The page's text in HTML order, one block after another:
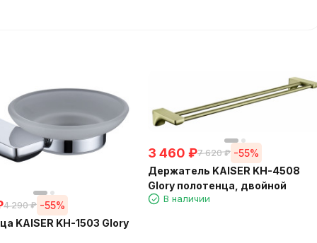
4 290 ₽ -55%
KAISER KH-1503 Glory
3 460 ₽7 620 ₽ -55%
Держатель KAISER KH-4508
Glory полотенца, двойной
В наличии